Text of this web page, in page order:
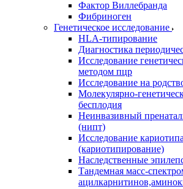
Фактор Виллебранда
Фибриноген
Генетическое исследование
HLA-типирование
Диагностика
Исследование
методом пцр
Исследование на
Молекулярно-
бесплодия
Неинвазивный
(нипт)
Исследование кариотипа
(кариотипирование)
Наследственные
Тандемная масс-